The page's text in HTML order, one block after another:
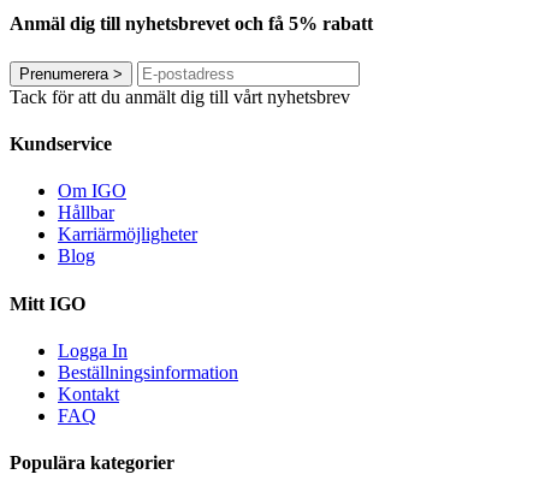
Anmäl dig till nyhetsbrevet och få 5% rabatt
Prenumerera >
Tack för att du anmält dig till vårt nyhetsbrev
Kundservice
Om IGO
Hållbar
Karriärmöjligheter
Blog
Mitt IGO
Logga In
Beställningsinformation
Kontakt
FAQ
Populära kategorier